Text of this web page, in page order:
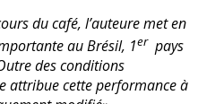
du café, l’auteure met en
au Brésil, 1erpays
des conditions
attribue cette performance à